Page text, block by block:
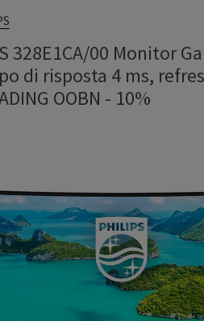
328E1CA/00 Monitor
di risposta 4 ms,
OOBN - 10%